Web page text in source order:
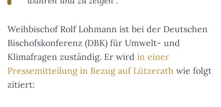
Weihbischof Rolf Lohmann ist bei der Deutschen
Bischofskonferenz (DBK) für Umwelt- und
Klimafragen zuständig. Er wird in einer
Pressemitteilung in Bezug auf Lützerath wie folgt
zitiert: